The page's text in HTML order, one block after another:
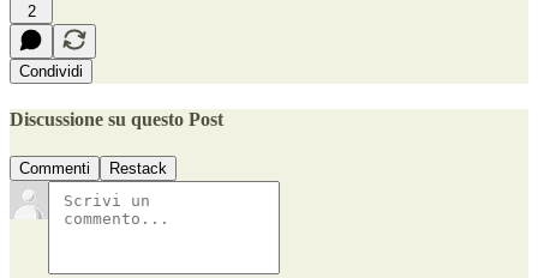
2
Condividi
Discussione su questo Post
Commenti Restack